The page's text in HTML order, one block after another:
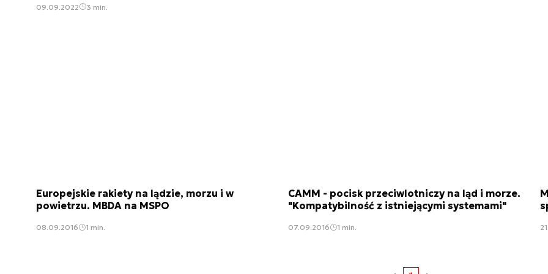
09.09.2022 3 min.
Europejskie rakiety na lądzie, morzu i w
powietrzu. MBDA na MSPO
08.09.2016 1 min.
CAMM - pocisk przeciwlotniczy na ląd i morze.
"Kompatybilność z istniejącymi systemami"
07.09.2016 1 min.